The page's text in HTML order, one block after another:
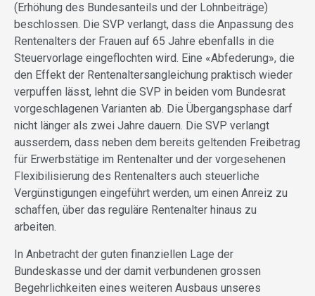
(Erhöhung des Bundesanteils und der Lohnbeiträge)
beschlossen. Die SVP verlangt, dass die Anpassung des
Rentenalters der Frauen auf 65 Jahre ebenfalls in die
Steuervorlage eingeflochten wird. Eine «Abfederung», die
den Effekt der Rentenaltersangleichung praktisch wieder
verpuffen lässt, lehnt die SVP in beiden vom Bundesrat
vorgeschlagenen Varianten ab. Die Übergangsphase darf
nicht länger als zwei Jahre dauern. Die SVP verlangt
ausserdem, dass neben dem bereits geltenden Freibetrag
für Erwerbstätige im Rentenalter und der vorgesehenen
Flexibilisierung des Rentenalters auch steuerliche
Vergünstigungen eingeführt werden, um einen Anreiz zu
schaffen, über das reguläre Rentenalter hinaus zu
arbeiten.
In Anbetracht der guten finanziellen Lage der
Bundeskasse und der damit verbundenen grossen
Begehrlichkeiten eines weiteren Ausbaus unseres